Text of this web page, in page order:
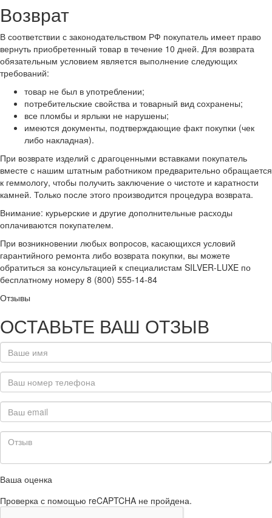
Возврат
В соответствии с законодательством РФ покупатель имеет право
вернуть приобретенный товар в течение 10 дней. Для возврата
обязательным условием является выполнение следующих
требований:
товар не был в употреблении;
потребительские свойства и товарный вид сохранены;
все пломбы и ярлыки не нарушены;
имеются документы, подтверждающие факт покупки (чек
либо накладная).
При возврате изделий с драгоценными вставками покупатель
вместе с нашим штатным работником предварительно обращается
к геммологу, чтобы получить заключение о чистоте и каратности
камней. Только после этого производится процедура возврата.
Внимание: курьерские и другие дополнительные расходы
оплачиваются покупателем.
При возникновении любых вопросов, касающихся условий
гарантийного ремонта либо возврата покупки, вы можете
обратиться за консультацией к специалистам SILVER-LUXE по
бесплатному номеру 8 (800) 555-14-84
Отзывы
ОСТАВЬТЕ ВАШ ОТЗЫВ
Ваша оценка
Проверка с помощью reCAPTCHA не пройдена.